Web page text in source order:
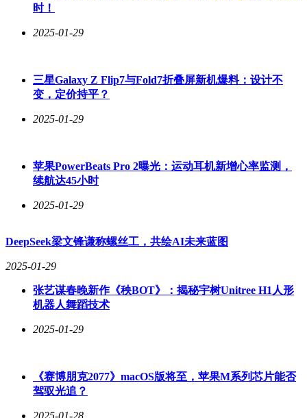
时！
2025-01-29
三星Galaxy Z Flip7与Fold7折叠屏新机爆料：设计不
变，定价持平？
2025-01-29
苹果PowerBeats Pro 2曝光：运动耳机新增心率监测，
续航达45小时
2025-01-29
DeepSeek梁文锋谦称螺丝工，共绘AI未来蓝图
2025-01-29
张艺谋春晚新作《秧BOT》：揭秘宇树Unitree H1人形
机器人舞蹈技术
2025-01-29
《赛博朋克2077》macOS版将至，苹果M系列芯片能否
驾驭光追？
2025-01-28